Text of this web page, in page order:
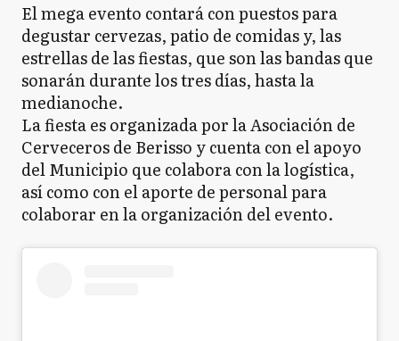
El mega evento contará con puestos para
degustar cervezas, patio de comidas y, las
estrellas de las fiestas, que son las bandas que
sonarán durante los tres días, hasta la
medianoche.
La fiesta es organizada por la Asociación de
Cerveceros de Berisso y cuenta con el apoyo
del Municipio que colabora con la logística,
así como con el aporte de personal para
colaborar en la organización del evento.